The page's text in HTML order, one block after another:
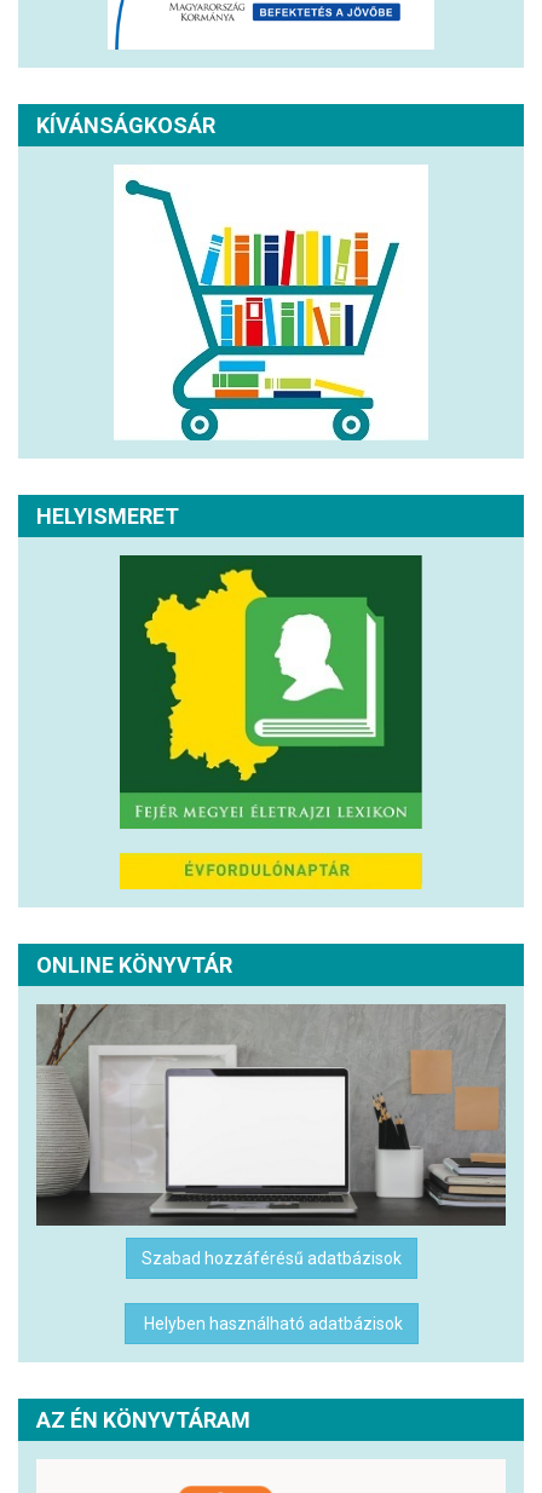
KÍVÁNSÁGKOSÁR
HELYISMERET
ONLINE KÖNYVTÁR
Szabad hozzáférésű adatbázisok
Helyben használható adatbázisok
AZ ÉN KÖNYVTÁRAM